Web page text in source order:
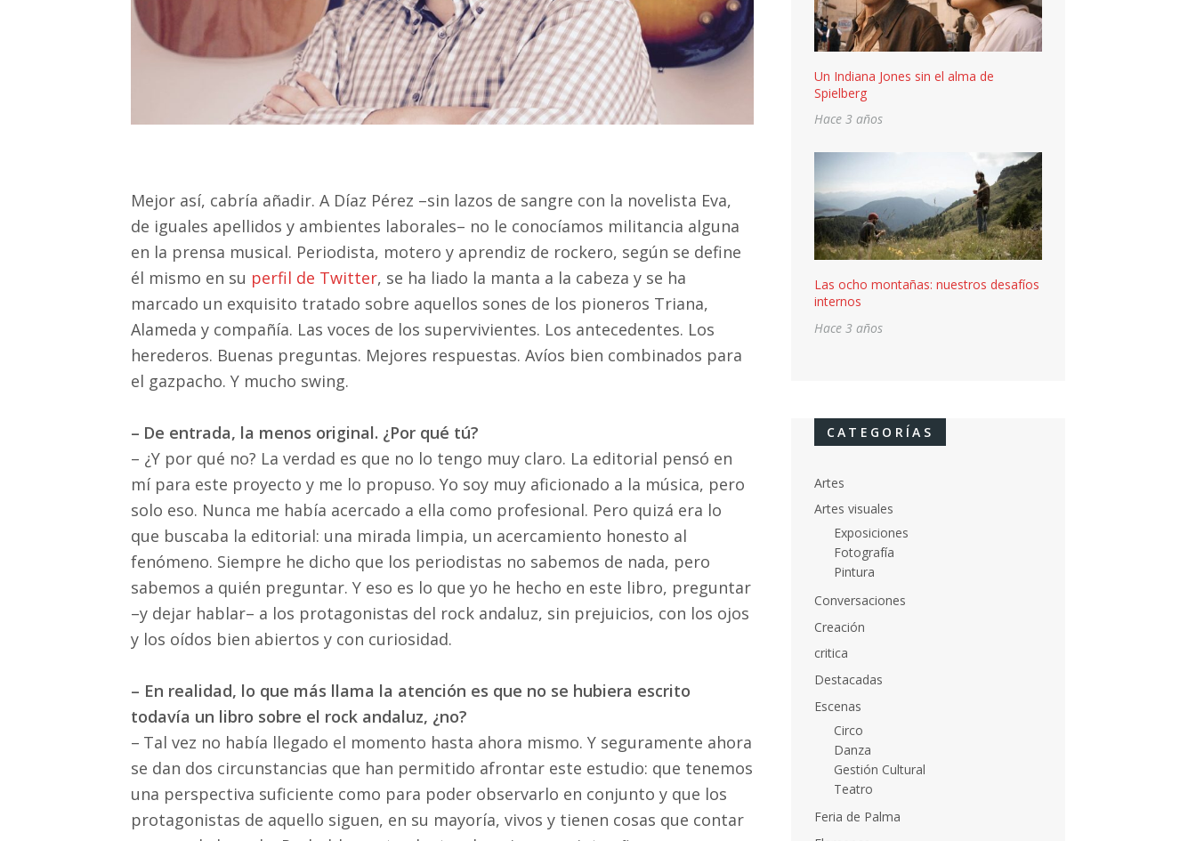
Mejor así, cabría añadir. A Díaz Pérez –sin lazos de sangre con la novelista Eva,
de iguales apellidos y ambientes laborales– no le conocíamos militancia alguna
en la prensa musical. Periodista, motero y aprendiz de rockero, según se define
él mismo en su perfil de Twitter, se ha liado la manta a la cabeza y se ha
marcado un exquisito tratado sobre aquellos sones de los pioneros Triana,
Alameda y compañía. Las voces de los supervivientes. Los antecedentes. Los
herederos. Buenas preguntas. Mejores respuestas. Avíos bien combinados para
el gazpacho. Y mucho swing.
– De entrada, la menos original. ¿Por qué tú?
– ¿Y por qué no? La verdad es que no lo tengo muy claro. La editorial pensó en
mí para este proyecto y me lo propuso. Yo soy muy aficionado a la música, pero
solo eso. Nunca me había acercado a ella como profesional. Pero quizá era lo
que buscaba la editorial: una mirada limpia, un acercamiento honesto al
fenómeno. Siempre he dicho que los periodistas no sabemos de nada, pero
sabemos a quién preguntar. Y eso es lo que yo he hecho en este libro, preguntar
–y dejar hablar– a los protagonistas del rock andaluz, sin prejuicios, con los ojos
y los oídos bien abiertos y con curiosidad.
– En realidad, lo que más llama la atención es que no se hubiera escrito
todavía un libro sobre el rock andaluz, ¿no?
– Tal vez no había llegado el momento hasta ahora mismo. Y seguramente ahora
se dan dos circunstancias que han permitido afrontar este estudio: que tenemos
una perspectiva suficiente como para poder observarlo en conjunto y que los
protagonistas de aquello siguen, en su mayoría, vivos y tienen cosas que contar
Un Indiana Jones sin el alma de
Spielberg
Hace 3 años
Las ocho montañas: nuestros desafíos
internos
Hace 3 años
CATEGORÍAS
Artes
Artes visuales
Exposiciones
Fotografía
Pintura
Conversaciones
Creación
critica
Destacadas
Escenas
Circo
Danza
Gestión Cultural
Teatro
Feria de Palma